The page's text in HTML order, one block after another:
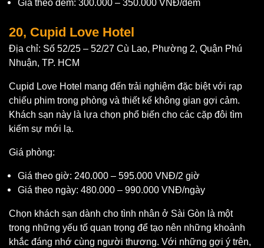
Giá theo đêm: 300.000 – 350.000 VNĐ/đêm
20, Cupid Love Hotel
Địa chỉ: Số 52/25 – 52/27 Cù Lao, Phường 2, Quận Phú
Nhuận, TP. HCM
Cupid Love Hotel mang đến trải nghiệm đặc biệt với rạp
chiếu phim trong phòng và thiết kế không gian gợi cảm.
Khách sạn này là lựa chọn phổ biến cho các cặp đôi tìm
kiếm sự mới lạ.
Giá phòng:
Giá theo giờ: 240.000 – 595.000 VNĐ/2 giờ
Giá theo ngày: 480.000 – 990.000 VNĐ/ngày
Chọn khách sạn dành cho tình nhân ở Sài Gòn là một
trong những yếu tố quan trọng để tạo nên những khoảnh
khắc đáng nhớ cùng người thương. Với những gợi ý trên,